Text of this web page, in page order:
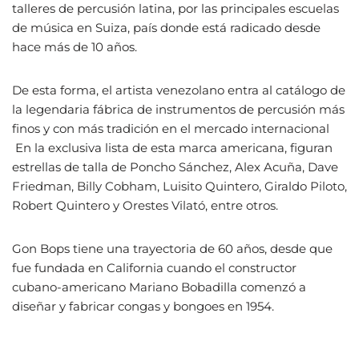
talleres de percusión latina, por las principales escuelas
de música en Suiza, país donde está radicado desde
hace más de 10 años.
De esta forma, el artista venezolano entra al catálogo de
la legendaria fábrica de instrumentos de percusión más
finos y con más tradición en el mercado internacional
En la exclusiva lista de esta marca americana, figuran
estrellas de talla de Poncho Sánchez, Alex Acuña, Dave
Friedman, Billy Cobham, Luisito Quintero, Giraldo Piloto,
Robert Quintero y Orestes Vilató, entre otros.
Gon Bops tiene una trayectoria de 60 años, desde que
fue fundada en California cuando el constructor
cubano-americano Mariano Bobadilla comenzó a
diseñar y fabricar congas y bongoes en 1954.